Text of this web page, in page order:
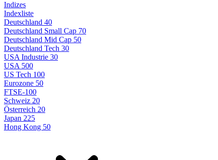
Indizes
Indexliste
Deutschland 40
Deutschland Small Cap 70
Deutschland Mid Cap 50
Deutschland Tech 30
USA Industrie 30
USA 500
US Tech 100
Eurozone 50
FTSE-100
Schweiz 20
Österreich 20
Japan 225
Hong Kong 50